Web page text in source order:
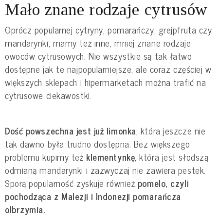
Mało znane rodzaje cytrusów
Oprócz popularnej cytryny, pomarańczy, grejpfruta czy
mandarynki, mamy też inne, mniej znane rodzaje
owoców cytrusowych. Nie wszystkie są tak łatwo
dostępne jak te najpopularniejsze, ale coraz częściej w
większych sklepach i hipermarketach można trafić na
cytrusowe ciekawostki.
Dość powszechna jest już limonka, która jeszcze nie
tak dawno była trudno dostępna. Bez większego
problemu kupimy też klementynkę, która jest słodszą
odmianą mandarynki i zazwyczaj nie zawiera pestek.
Sporą popularność zyskuje również pomelo, czyli
pochodząca z Malezji i Indonezji pomarańcza
olbrzymia.